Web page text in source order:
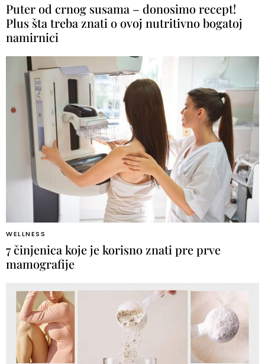
Puter od crnog susama – donosimo recept!
Plus šta treba znati o ovoj nutritivno bogatoj
namirnici
WELLNESS
7 činjenica koje je korisno znati pre prve
mamografije